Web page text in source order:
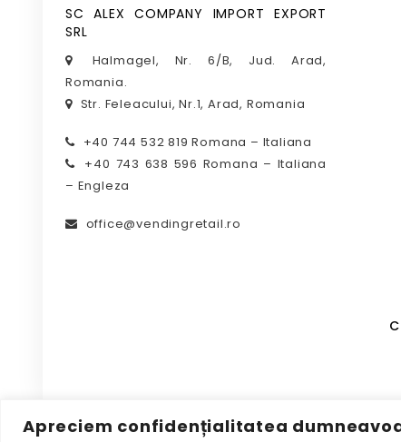
Apreciem confidențialitatea
SC ALEX COMPANY IMPORT EXPORT
SRL
Halmagel, Nr. 6/B, Jud. Arad,
Romania.
Str. Feleacului, Nr.1, Arad, Romania
+40 744 532 819 Romana – Italiana
+40 743 638 596 Romana – Italiana
– Engleza
office@vendingretail.ro